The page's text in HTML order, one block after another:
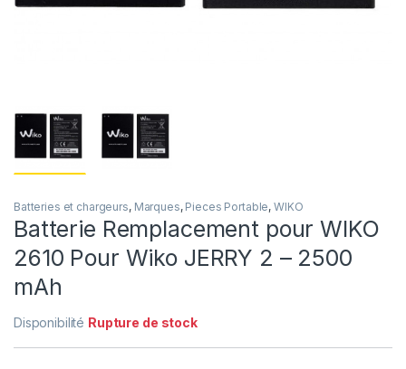
Batteries et chargeurs, Marques, Pieces Portable,WIKO
Batterie Remplacement pour WIKO
2610 Pour Wiko JERRY 2 – 2500
mAh
Disponibilité Rupture de stock